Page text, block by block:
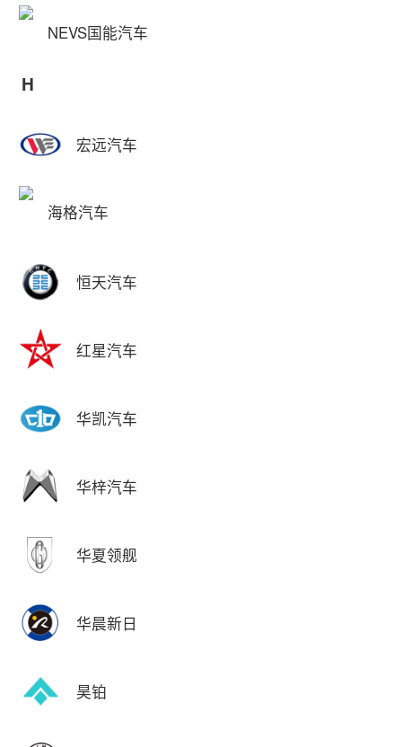
NEVS国能汽车
H
宏远汽车
海格汽车
恒天汽车
红星汽车
华凯汽车
华梓汽车
华夏领舰
华晨新日
昊铂